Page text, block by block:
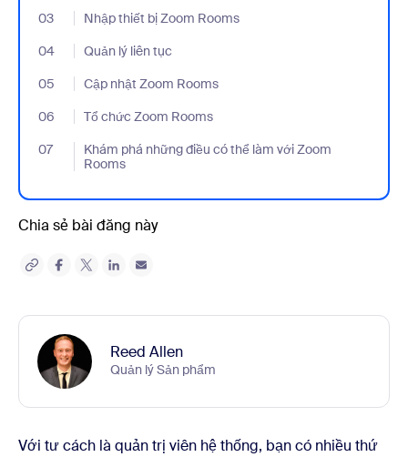
03
Nhập thiết bị Zoom Rooms
- Jumplink to Nhập thiết bị Zoom Rooms
04
Quản lý liên tục
- Jumplink to Quản lý liên tục
05
Cập nhật Zoom Rooms
- Jumplink to Cập nhật Zoom Rooms
06
Tổ chức Zoom Rooms
- Jumplink to Tổ chức Zoom Rooms
07
Khám phá những điều có thể làm với Zoom
Rooms
- Jumplink to Khám phá những điều có thể làm với Zoom Rooms
Chia sẻ bài đăng này
Reed Allen
Quản lý Sản phẩm
Với tư cách là quản trị viên hệ thống, bạn có nhiều thứ